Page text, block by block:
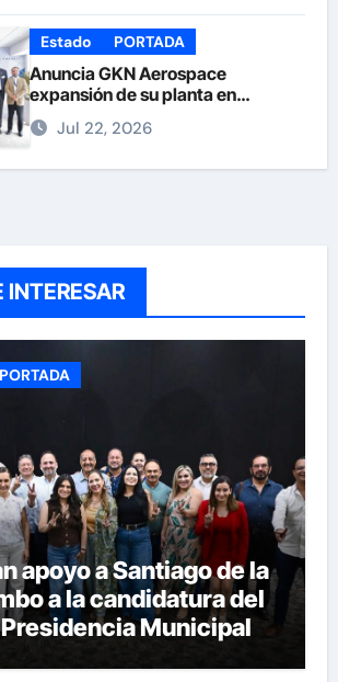
Estado PORTADA
Anuncia GKN Aerospace
expansión de su planta en
Chihuahua
Jul 22, 2026
INTERESAR
PORTADA
apoyo a Santiago de la
a la candidatura del
Presidencia Municipal